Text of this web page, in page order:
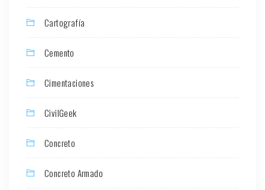
Cartografía
Cemento
Cimentaciones
CivilGeek
Concreto
Concreto Armado